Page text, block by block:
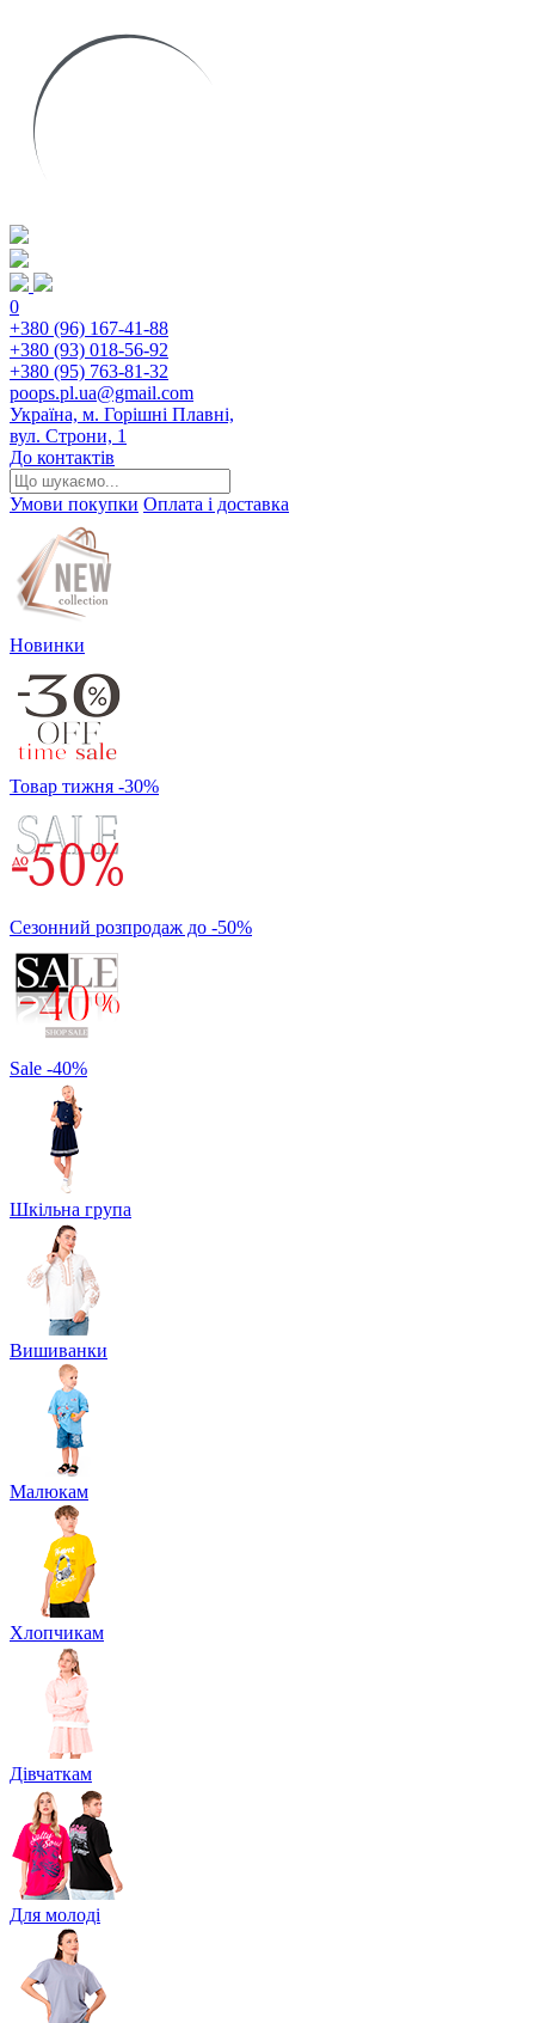
0
+380 (96) 167-41-88
+380 (93) 018-56-92
+380 (95) 763-81-32
poops.pl.ua@gmail.com
Україна, м. Горішні Плавні,
вул. Строни, 1
До контактів
Умови покупки Оплата і доставка
Новинки
Товар тижня -30%
Сезонний розпродаж до -50%
Sale -40%
Шкільна група
Вишиванки
Малюкам
Хлопчикам
Дівчаткам
Для молоді